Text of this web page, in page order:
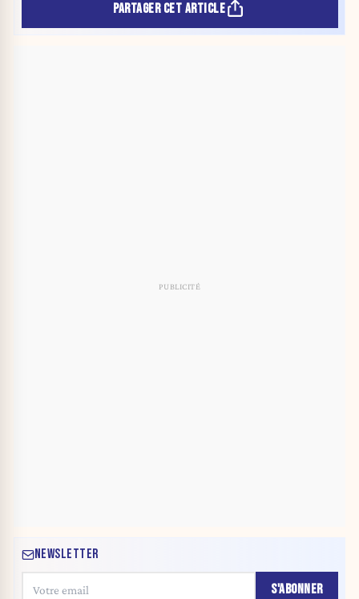
PARTAGER CET ARTICLE
NEWSLETTER
S'ABONNER